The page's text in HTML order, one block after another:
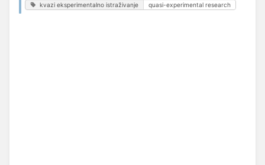
kvazi eksperimentalno istraživanje quasi-experimental research